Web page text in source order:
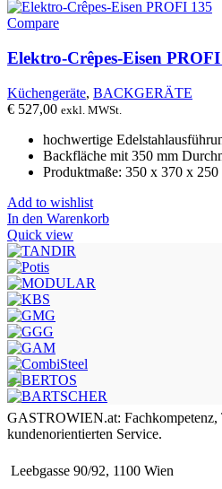
Compare
Elektro-Crêpes-Eisen
Küchengeräte, BACKGERÄTE
€ 527,00 exkl. MWSt.
hochwertige
Backfläche mit 350 mm
Produktmaße: 350 x 370 x 250
Add to wishlist
In den Warenkorb
Quick view
GASTROWIEN.at: Fachkompetenz,
kundenorientierten Service.
Leebgasse 90/92, 1100 Wien